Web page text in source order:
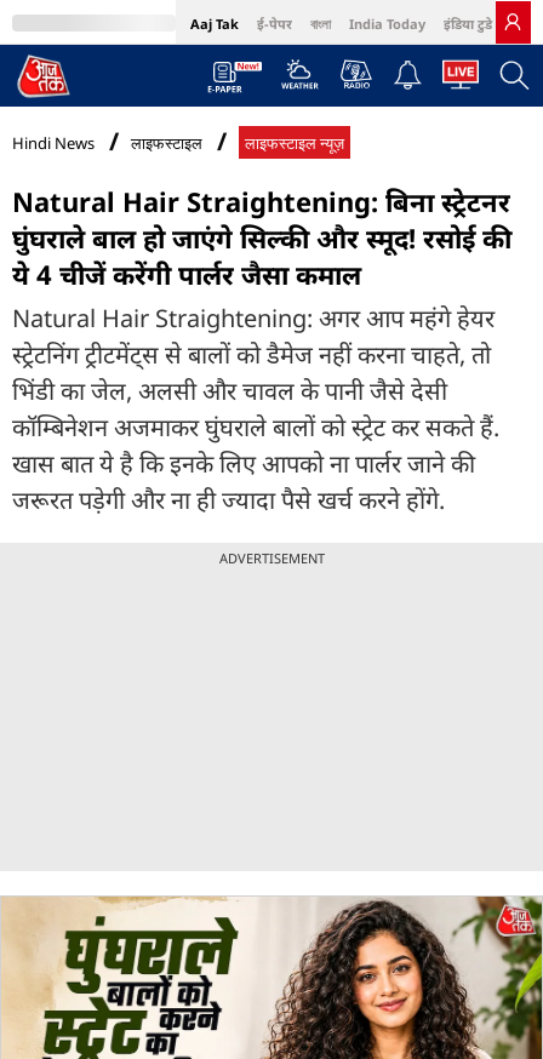
Aaj Tak ई-पेपर বাংলা India Today इंडिया टुडे हिंदी
MumbaiTak Cosmopolitan Harper's Bazaar Northeast
Hindi News लाइफस्टाइल लाइफस्टाइल न्यूज़
Natural Hair Straightening: बिना स्ट्रेटनर
घुंघराले बाल हो जाएंगे सिल्की और स्मूद! रसोई की
ये 4 चीजें करेंगी पार्लर जैसा कमाल
Natural Hair Straightening: अगर आप महंगे हेयर
स्ट्रेटनिंग ट्रीटमेंट्स से बालों को डैमेज नहीं करना चाहते, तो
भिंडी का जेल, अलसी और चावल के पानी जैसे देसी
कॉम्बिनेशन अजमाकर घुंघराले बालों को स्ट्रेट कर सकते हैं.
खास बात ये है कि इनके लिए आपको ना पार्लर जाने की
जरूरत पड़ेगी और ना ही ज्यादा पैसे खर्च करने होंगे.
ADVERTISEMENT